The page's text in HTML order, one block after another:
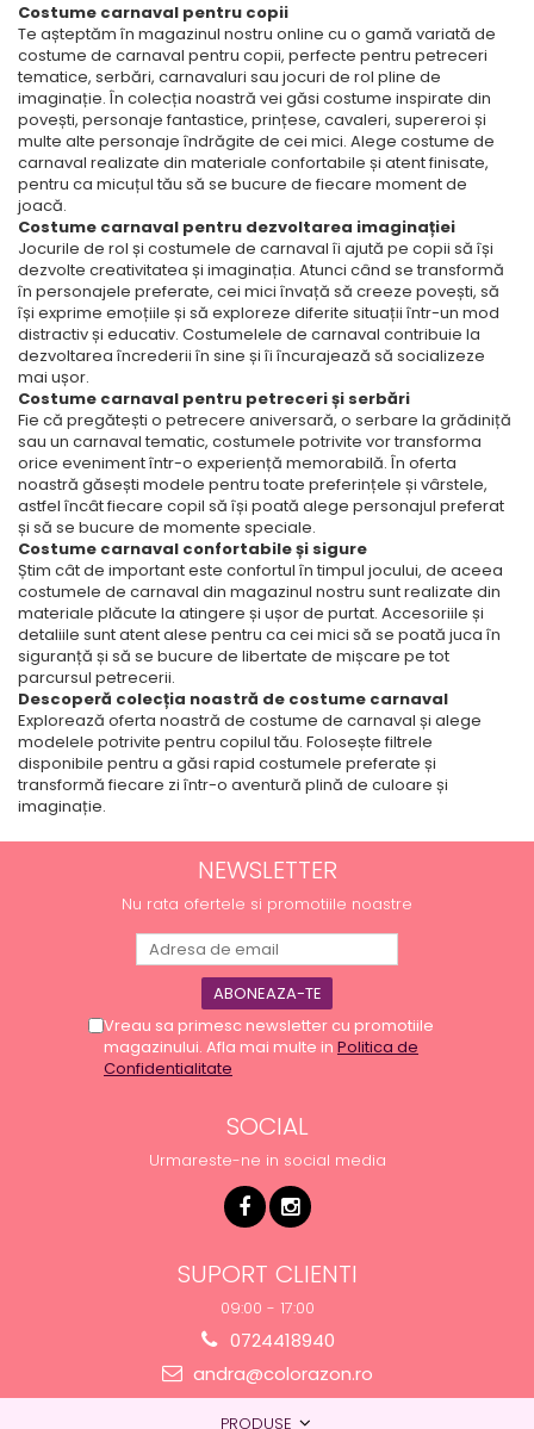
Costume carnaval pentru copii
Te așteptăm în magazinul nostru online cu o gamă variată de
costume de carnaval pentru copii, perfecte pentru petreceri
tematice, serbări, carnavaluri sau jocuri de rol pline de
imaginație. În colecția noastră vei găsi costume inspirate din
povești, personaje fantastice, prințese, cavaleri, supereroi și
multe alte personaje îndrăgite de cei mici. Alege costume de
carnaval realizate din materiale confortabile și atent finisate,
pentru ca micuțul tău să se bucure de fiecare moment de
joacă.
Costume carnaval pentru dezvoltarea imaginației
Jocurile de rol și costumele de carnaval îi ajută pe copii să își
dezvolte creativitatea și imaginația. Atunci când se transformă
în personajele preferate, cei mici învață să creeze povești, să
își exprime emoțiile și să exploreze diferite situații într-un mod
distractiv și educativ. Costumelele de carnaval contribuie la
dezvoltarea încrederii în sine și îi încurajează să socializeze
mai ușor.
Costume carnaval pentru petreceri și serbări
Fie că pregătești o petrecere aniversară, o serbare la grădiniță
sau un carnaval tematic, costumele potrivite vor transforma
orice eveniment într-o experiență memorabilă. În oferta
noastră găsești modele pentru toate preferințele și vârstele,
astfel încât fiecare copil să își poată alege personajul preferat
și să se bucure de momente speciale.
Costume carnaval confortabile și sigure
Știm cât de important este confortul în timpul jocului, de aceea
costumele de carnaval din magazinul nostru sunt realizate din
materiale plăcute la atingere și ușor de purtat. Accesoriile și
detaliile sunt atent alese pentru ca cei mici să se poată juca în
siguranță și să se bucure de libertate de mișcare pe tot
parcursul petrecerii.
Descoperă colecția noastră de costume carnaval
Explorează oferta noastră de costume de carnaval și alege
modelele potrivite pentru copilul tău. Folosește filtrele
disponibile pentru a găsi rapid costumele preferate și
transformă fiecare zi într-o aventură plină de culoare și
imaginație.
NEWSLETTER
Nu rata ofertele si promotiile noastre
Vreau sa primesc newsletter cu promotiile
magazinului. Afla mai multe in Politica de
Confidentialitate
SOCIAL
Urmareste-ne in social media
SUPORT CLIENTI
09:00 - 17:00
0724418940
andra@colorazon.ro
PRODUSE